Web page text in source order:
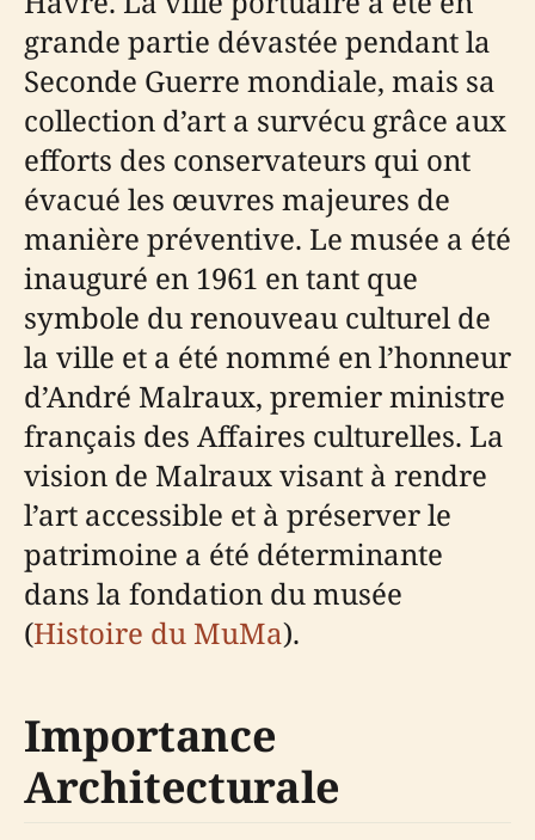
grande partie dévastée pendant la
Seconde Guerre mondiale, mais sa
collection d’art a survécu grâce aux
efforts des conservateurs qui ont
évacué les œuvres majeures de
manière préventive. Le musée a été
inauguré en 1961 en tant que
symbole du renouveau culturel de
la ville et a été nommé en l’honneur
d’André Malraux, premier ministre
français des Affaires culturelles. La
vision de Malraux visant à rendre
l’art accessible et à préserver le
patrimoine a été déterminante
dans la fondation du musée
(Histoire du MuMa).
Importance
Architecturale